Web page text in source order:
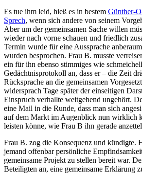
Es tue ihm leid, hieß es in bestem Günther-
Sprech, wenn sich andere von seinem
Aber um der gemeinsamen Sache willen
wieder nach vorne schauen und friedlich
Termin wurde für eine Aussprache
wurden besprochen. Frau B. musste
ein für ihn ebenso stimmiges wie
Gedächtnisprotokoll an, dass er – die Zeit
Rücksprache an die gemeinsamen
widersprach Tage später der einseitigen
Einspruch verhallte weitgehend ungehört.
eine Mail in die Runde, dass man sich
auf dem Markt im Augenblick nun wirklich
leisten könne, wie Frau B ihn gerade
Frau B. zog die Konsequenz und kündigte.
jemand offenbar persönliche
gemeinsame Projekt zu stellen bereit war.
Beteiligten an, eine gemeinsame Erklärung